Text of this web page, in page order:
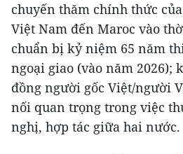
chuyến thăm chính thức
Việt Nam đến Maroc vào
chuẩn bị kỷ niệm 65 năm
ngoại giao (vào năm 2026);
đồng người gốc Việt/người
nối quan trọng trong việc
nghị, hợp tác giữa hai nước.